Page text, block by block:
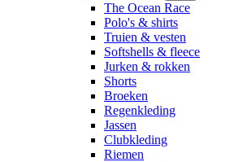
The Ocean Race
Polo's & shirts
Truien & vesten
Softshells & fleece
Jurken & rokken
Shorts
Broeken
Regenkleding
Jassen
Clubkleding
Riemen